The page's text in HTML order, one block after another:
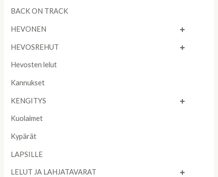
BACK ON TRACK
HEVONEN
HEVOSREHUT
Hevosten lelut
Kannukset
KENGITYS
Kuolaimet
Kypärät
LAPSILLE
LELUT JA LAHJATAVARAT